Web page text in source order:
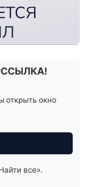
открыть окно
все».